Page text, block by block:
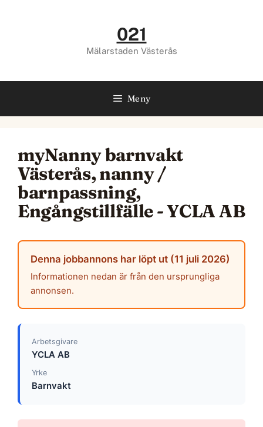
021
Mälarstaden Västerås
Meny
myNanny barnvakt
Västerås, nanny /
barnpassning,
Engångstillfälle - YCLA AB
Denna jobbannons har löpt ut (11 juli 2026)
Informationen nedan är från den ursprungliga
annonsen.
Arbetsgivare
YCLA AB
Yrke
Barnvakt